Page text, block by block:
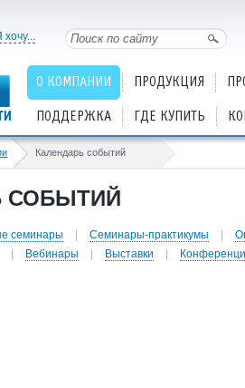
хочу...
О КОМПАНИИ ПРОДУКЦИЯ
ПОДДЕРЖКА ГДЕ КУПИТЬ
Календарь событий
СОБЫТИЙ
семинары Cеминары-практикумы
Вебинары Выставки